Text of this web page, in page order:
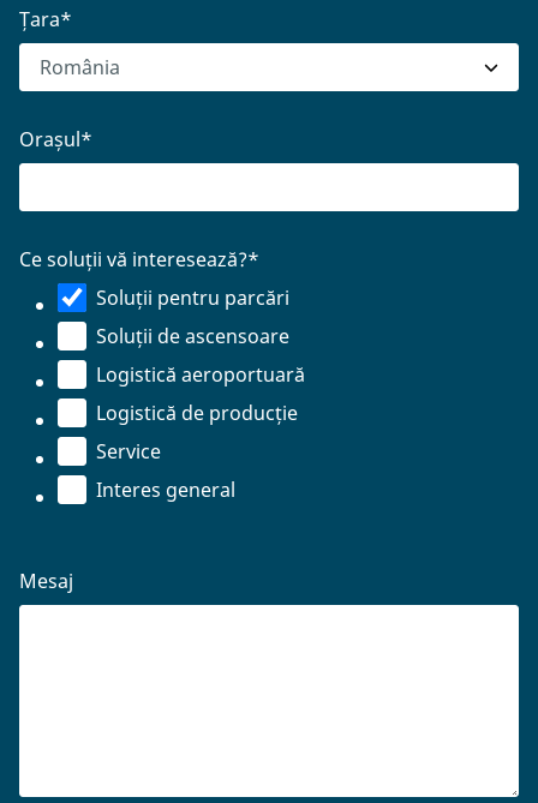
Țara*
Orașul*
Ce soluții vă interesează?*
Soluții pentru parcări
Soluții de ascensoare
Logistică aeroportuară
Logistică de producție
Service
Interes general
Mesaj